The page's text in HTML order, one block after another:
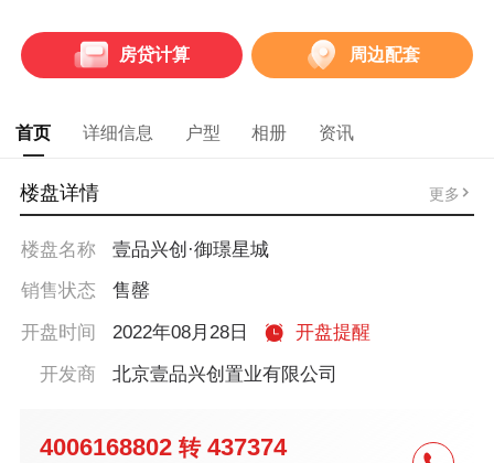
房贷计算 周边配套
首页 详细信息 户型 相册 资讯
楼盘详情 更多
楼盘名称
壹品兴创·御璟星城
销售状态
售罄
开盘时间
2022年08月28日
开盘提醒
开发商
北京壹品兴创置业有限公司
4006168802 转 437374